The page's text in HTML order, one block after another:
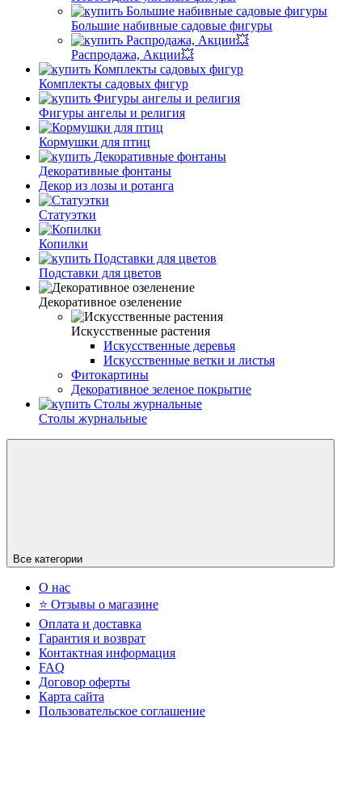
Большие набивные садовые фигуры
Распродажа, Акции💥
Комплекты садовых фигур
Фигуры ангелы и религия
Кормушки для птиц
Декоративные фонтаны
Декор из лозы и ротанга
Статуэтки
Копилки
Подставки для цветов
Декоративное озеленение
Искусственные растения
Искусственные деревья
Искусственные ветки и листья
Фитокартины
Декоративное зеленое покрытие
Столы журнальные
Все категории
О нас
⭐ Отзывы о магазине
Оплата и доставка
Гарантия и возврат
Контактная информация
FAQ
Договор оферты
Карта сайта
Пользовательское соглашение